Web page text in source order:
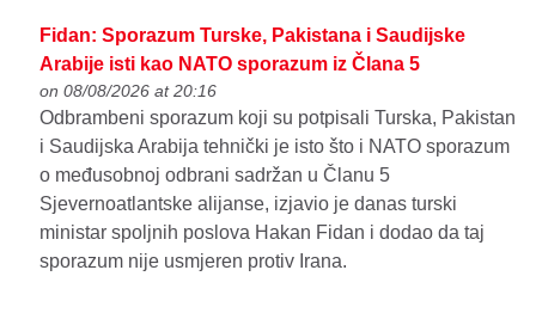
Fidan: Sporazum Turske, Pakistana i Saudijske
Arabije isti kao NATO sporazum iz Člana 5
on 08/08/2026 at 20:16
Odbrambeni sporazum koji su potpisali Turska, Pakistan
i Saudijska Arabija tehnički je isto što i NATO sporazum
o međusobnoj odbrani sadržan u Članu 5
Sjevernoatlantske alijanse, izjavio je danas turski
ministar spoljnih poslova Hakan Fidan i dodao da taj
sporazum nije usmjeren protiv Irana.